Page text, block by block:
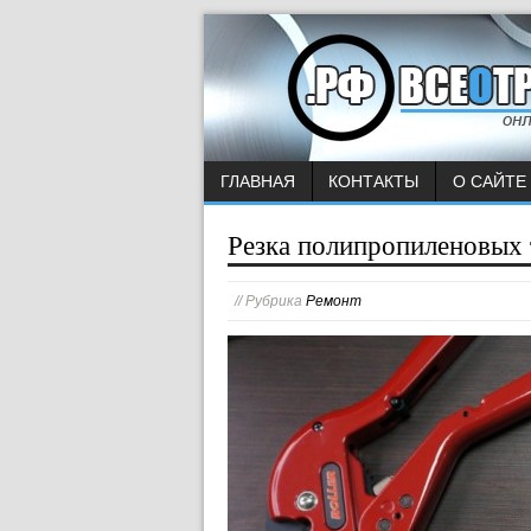
ГЛАВНАЯ КОНТАКТЫ О САЙТЕ
Резка полипропиленовых
// Рубрика Ремонт